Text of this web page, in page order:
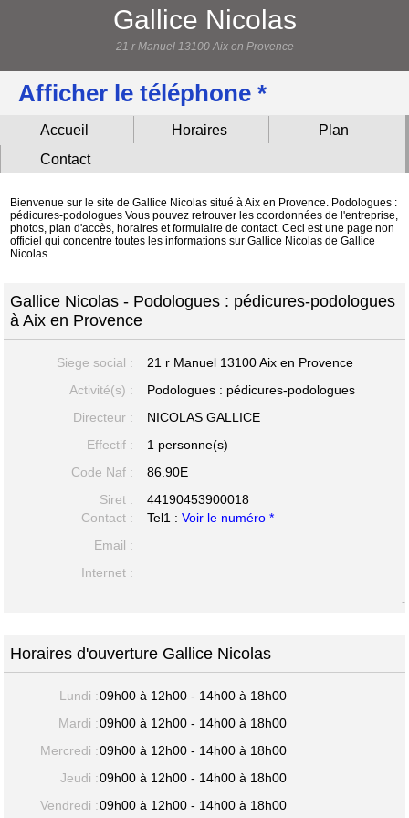
Gallice Nicolas
21 r Manuel 13100 Aix en Provence
Afficher le téléphone *
Accueil Horaires
Plan
Contact
Bienvenue sur le site de Gallice Nicolas situé à Aix en Provence. Podologues :
pédicures-podologues Vous pouvez retrouver les coordonnées de l'entreprise,
photos, plan d'accès, horaires et formulaire de contact. Ceci est une page non
officiel qui concentre toutes les informations sur Gallice Nicolas de Gallice
Nicolas
Gallice Nicolas - Podologues : pédicures-podologues
à Aix en Provence
Siege social : 21 r Manuel 13100 Aix en Provence
Activité(s) :
Podologues : pédicures-podologues
Directeur :
NICOLAS GALLICE
Effectif :
1 personne(s)
Code Naf :
86.90E
Siret :
44190453900018
Contact :
Tel1 :Voir le numéro *
Email :
Internet :
-
Horaires d'ouverture Gallice Nicolas
Lundi :09h00 à 12h00 - 14h00 à 18h00
Mardi :09h00 à 12h00 - 14h00 à 18h00
Mercredi :09h00 à 12h00 - 14h00 à 18h00
Jeudi :09h00 à 12h00 - 14h00 à 18h00
Vendredi :09h00 à 12h00 - 14h00 à 18h00